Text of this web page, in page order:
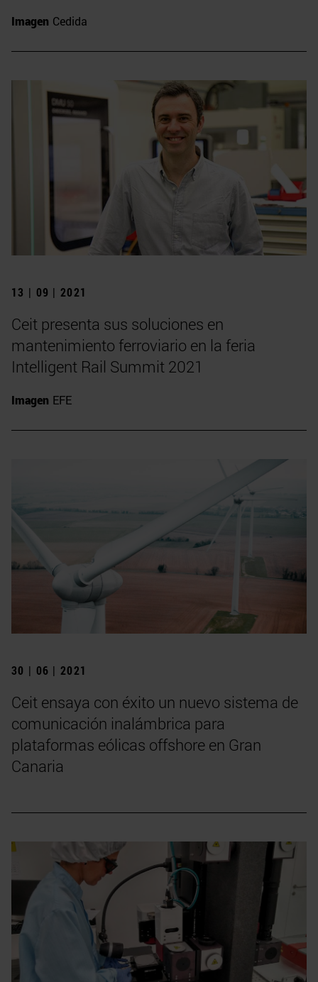
Imagen Cedida
13 | 09 | 2021
Ceit presenta sus soluciones en
mantenimiento ferroviario en la feria
Intelligent Rail Summit 2021
Imagen EFE
30 | 06 | 2021
Ceit ensaya con éxito un nuevo sistema de
comunicación inalámbrica para
plataformas eólicas offshore en Gran
Canaria